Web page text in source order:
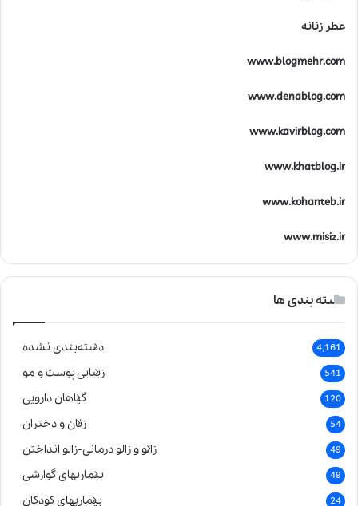
عطر زنانه
www.blogmehr.com
www.denablog.com
www.kavirblog.com
www.khatblog.ir
www.kohanteb.ir
www.misiz.ir
دسته بندی ها
دسته‌بندی نشده 4,161
زیبایی پوست و مو 541
گیاهان دارویی 120
زنان و دختران 54
زالو و زالو درمانی-زالو انداختن 49
بیماریهای گوارشی 49
بیماریهای کودکان 24